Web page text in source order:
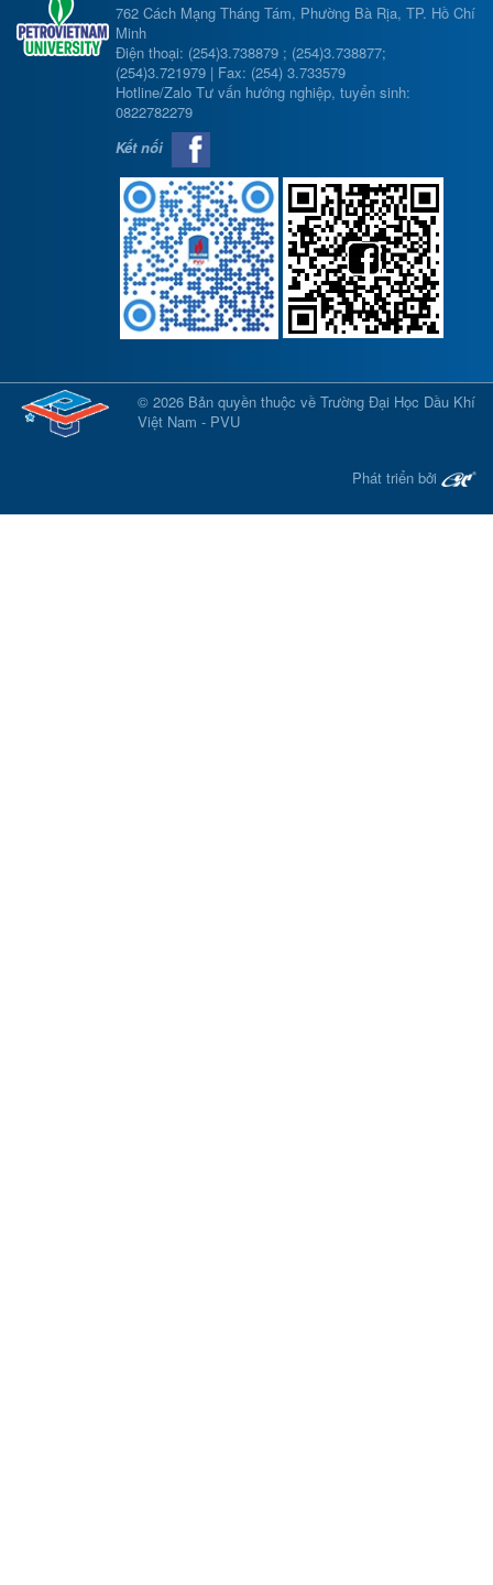
762 Cách Mạng Tháng Tám, Phường Bà Rịa, TP. Hồ Chí
Minh
Điện thoại: (254)3.738879 ; (254)3.738877;
(254)3.721979 | Fax: (254) 3.733579
Hotline/Zalo Tư vấn hướng nghiệp, tuyển sinh:
0822782279
Kết nối
© 2026 Bản quyền thuộc về Trường Đại Học Dầu Khí
Việt Nam - PVU
Phát triển bởi